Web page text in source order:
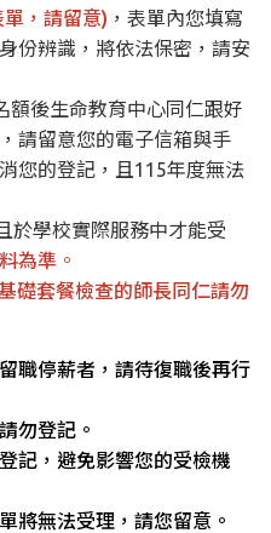
，請留意) ，表單內您填寫
份辨識，將依法保密，請安
額後生命教育中心同仁跟好
請留意您的電子信箱與手
您的登記，且115年度無法
於學校實際服務中才能受
為準 。
礎套餐檢查的師長同仁請勿
職停薪者，請待復職後再行
勿登記。
記，避免影響您的受檢機
將無法受理，請您留意。